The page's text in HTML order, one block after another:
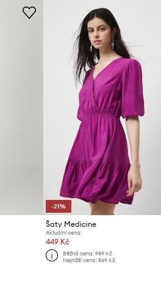
-21%
Šaty Medicine
Aktuální cena:
449 Kč
Běžná cena: 989 Kč
Nejnižší cena: 569 Kč